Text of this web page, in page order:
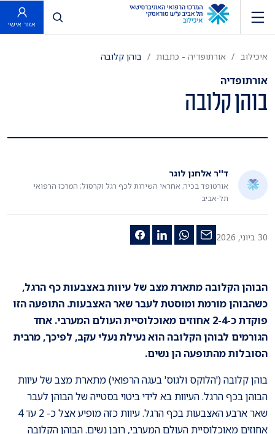
פתח חיפוש
אזור אישי
איכילוב אורתופדיה - כתבות בוהן קלובה
אורתופדיה
בוהן קלובה
ד''ר אלחנן לוגר
אורטופד בכיר; אחראי השירות לכף רגל וקרסול; המרכז הרפואי
תל-אביב
30 ביוני, 2026
הבוהן הקלובה מתארת מצב של עיוות באצבעות כף הרגל,
כשהבוהן מורמת ומוסטת לעבר שאר האצבעות. התופעה הזו
פוקדת כ-2-4 אחוזים מאוכלוסיית העולם המערבי. אחד
הגורמים לבוהן הקלובה הוא נעילת נעלי עקב, לפיכך, מרבית
הסובלות מהתופעה הן נשים.
בוהן קלובה ('הלוקס ולגוס' בעגה הרפואי) מתארת מצב של עיוות
הבוהן בכף הרגל. העיוות בא לידי ביטוי בסטייה של הבוהן לעבר
שאר ארבע האצבעות בכף הרגל. עיוות כזה מופיע אצל כ- 2 עד 4
אחוזים מאוכלוסיית העולם המערבי, רובן נשים. הבוהן הקלובה